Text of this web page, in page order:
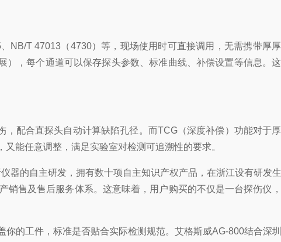
NB/T 47013（4730）等，现场使用时可直接调用，无需携带厚
，每个通道可以保存探头参数、标准曲线、补偿设置等信息。
配合直探头自动计算缺陷孔径。而TCG（深度补偿）功能对于
能任意调整，满足实验室对检测可追溯性的要求。
器的自主研发，拥有数十项自主知识产权产品，在浙江设有研发
售及售后服务体系。这意味着，用户购买的不仅是一台探伤仪
的工件，标准是否贴合实际检测规范。艾格斯威AG-800结合深